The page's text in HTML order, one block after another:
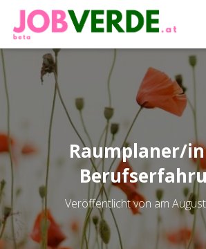
Raumplaner/
Veröffentlicht von am